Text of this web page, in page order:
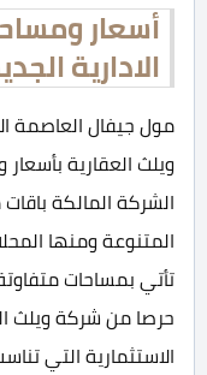
أسعار
الادارية
مول جيفال العاصمة
ويلث العقارية
الشركة المالكة
المتنوعة ومنها
تأتي بمساحات
حرصا من شركة ويلث
الاستثمارية التي